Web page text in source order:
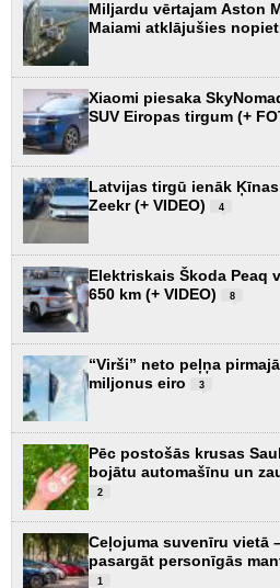
Miljardu vērtajam Aston
Maiami atklājušies
Xiaomi piesaka
SUV Eiropas tirgum (+
Latvijas tirgū ienāk
Zeekr (+ VIDEO)
4
Elektriskais Škoda Peaq
650 km (+ VIDEO)
8
“Virši” neto peļņa
miljonus eiro
3
Pēc postošās krusas
bojātu automašīnu un
2
Ceļojuma suvenīru vietā
pasargāt personīgās
1